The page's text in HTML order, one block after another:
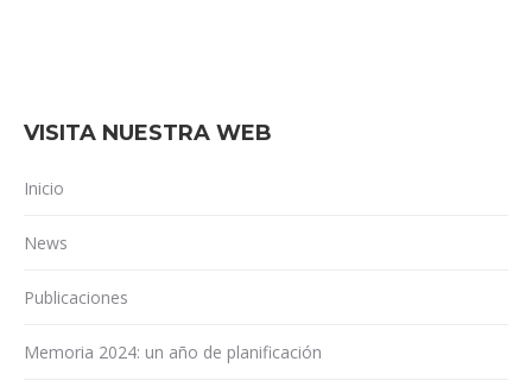
VISITA NUESTRA WEB
Inicio
News
Publicaciones
Memoria 2024: un año de planificación